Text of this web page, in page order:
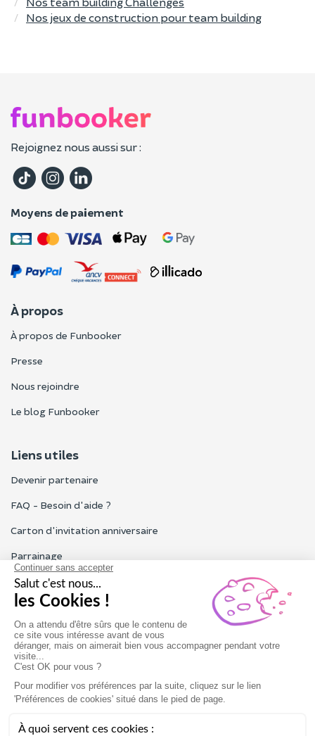
Nos jeux de construction pour team building
Rejoignez nous aussi sur :
Moyens de paiement
À propos
À propos de Funbooker
Presse
Nous rejoindre
Le blog Funbooker
Liens utiles
Devenir partenaire
FAQ - Besoin d'aide ?
Carton d'invitation anniversaire
Parrainage
Tous les avis Funbooker
Particuliers, entreprises, professionnels
Notre service client est ouvert du lundi au vendredi de 9h à 18h
Nous contacter